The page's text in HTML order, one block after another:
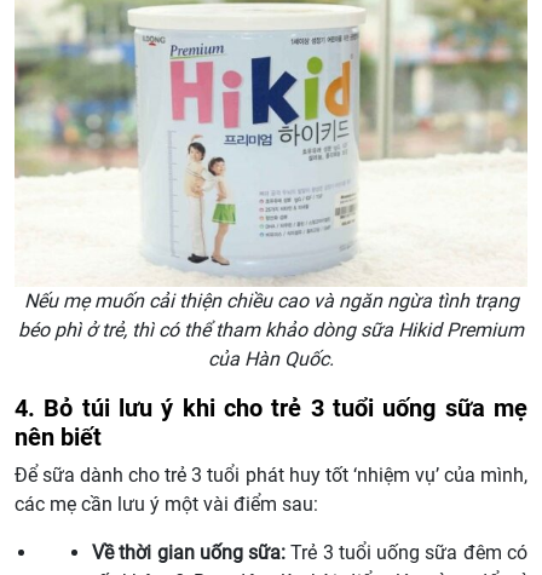
Nếu mẹ muốn cải thiện chiều cao và ngăn ngừa tình trạng
béo phì ở trẻ, thì có thể tham khảo dòng sữa Hikid Premium
của Hàn Quốc.
4. Bỏ túi lưu ý khi cho trẻ 3 tuổi uống sữa mẹ
nên biết
Để sữa dành cho trẻ 3 tuổi phát huy tốt ‘nhiệm vụ’ của mình,
các mẹ cần lưu ý một vài điểm sau:
Về thời gian uống sữa: Trẻ 3 tuổi uống sữa đêm có